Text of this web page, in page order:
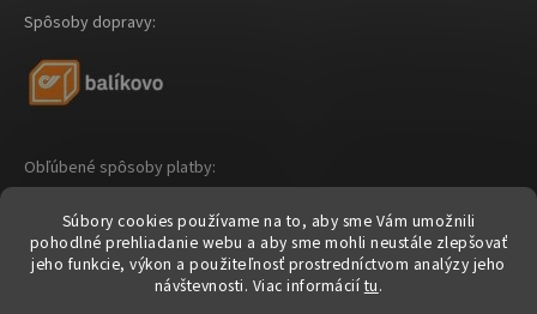
Súbory cookies používame na to, aby sme Vám umožnili
pohodlné prehliadanie webu a aby sme mohli neustále zlepšovať
jeho funkcie, výkon a použiteľnosť prostredníctvom analýzy jeho
návštevnosti. Viac informáciítu.
Spôsoby dopravy:
Obľúbené spôsoby platby: